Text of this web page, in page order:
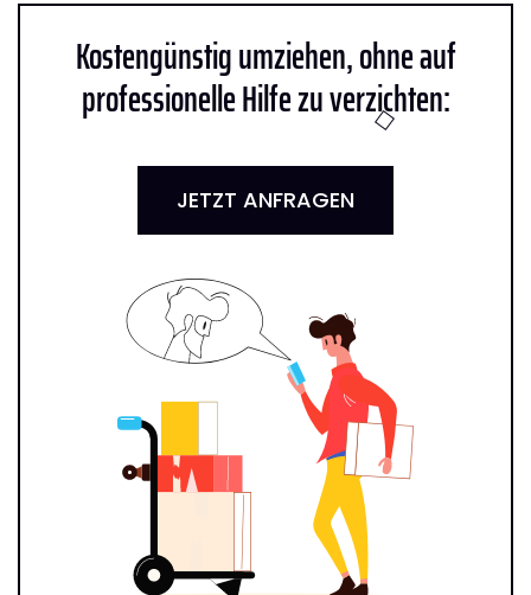
Kostengünstig umziehen, ohne auf
professionelle Hilfe zu verzichten:
JETZT ANFRAGEN